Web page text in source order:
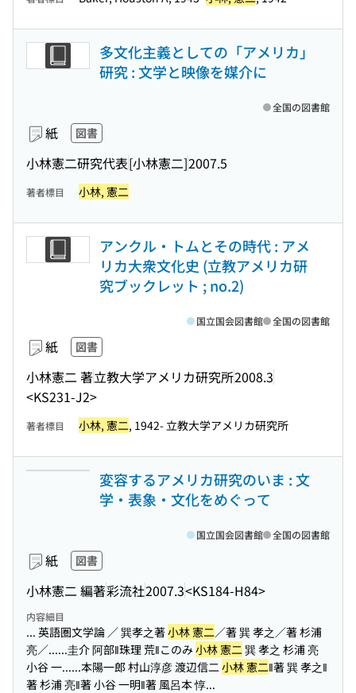
多文化主義としての「アメリカ」
研究 : 文学と映像を媒介に
紙 図書
小林憲二研究代表[小林憲二]2007.5
全国の図書館
著者標目 小林, 憲二
アンクル・トムとその時代 : アメ
リカ大衆文化史 (立教アメリカ研
究ブックレット ; no.2)
紙 図書
小林憲二 著立教大学アメリカ研究所2008.3
<KS231-J2>
国立国会図書館 全国の図書館
著者標目 小林, 憲二, 1942- 立教大学アメリカ研究所
変容するアメリカ研究のいま : 文
学・表象・文化をめぐって
紙 図書
小林憲二 編著彩流社2007.3<KS184-H84>
国立国会図書館 全国の図書館
内容細目
... 英語圏文学論 ／ 巽孝之著小林 憲二／著 巽 孝之／著 杉浦
亮／......圭介 阿部‖珠理 荒‖このみ小林 憲二巽 孝之 杉浦 亮
小谷 一......本陽一郎 村山淳彦 渡辺信二小林 憲二‖著 巽 孝之‖
著 杉浦 亮‖著 小谷 一明‖著 風呂本 惇...